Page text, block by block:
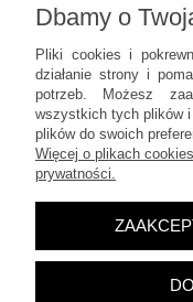
POKAŻ
Dbamy o
Pliki cookies i
działanie strony i
potrzeb. Możesz
wszystkich tych plików
plików do swoich
Więcej o plikach
prywatności.